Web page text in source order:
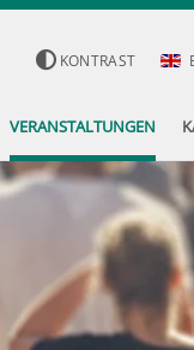
KONTRAST
VERANSTALTUNGEN